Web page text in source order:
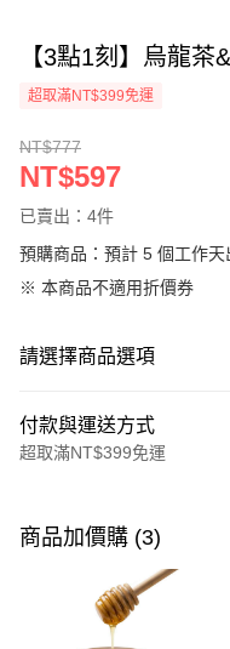
【3點1刻】烏龍
超取滿NT$399免運
NT$777
NT$597
已賣出：4件
預購商品：預計 5 個工作天
※ 本商品不適用折價券
請選擇商品選項
付款與運送方式
超取滿NT$399免運
信用卡一次付款
3 期 0 利率 每期
商品加價購 (3)